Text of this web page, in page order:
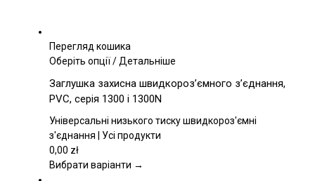
Перегляд кошика
Оберіть опціїЦей
має
кілька
варіантів.
Параметри
вибрати
/Детальніше
Заглушка захисна швидкороз’ємного з’єднання,
PVC, серія 1300 і 1300N
Універсальні низького тиску швидкороз'ємні
з'єднання | Усі продукти
0,00 zł
Вибрати варіанти →